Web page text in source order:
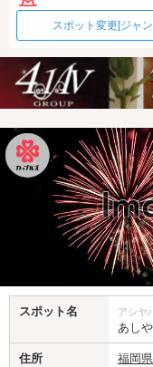
スポット変更[ジャ
スポット名 アシヤ
あし
住所 福岡県